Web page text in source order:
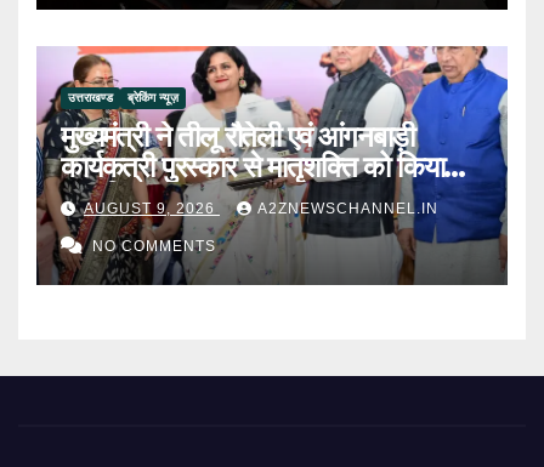
उत्तराखण्ड ब्रेकिंग न्यूज़
मुख्यमंत्री ने तीलू रौतेली एवं आंगनबाड़ी
कार्यकत्री पुरस्कार से मातृशक्ति को किया
सम्मानित
AUGUST 9, 2026 A2ZNEWSCHANNEL.IN
NO COMMENTS